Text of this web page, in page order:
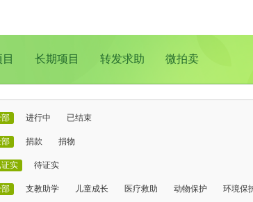
长期项目 转发求助 微拍卖
进行中 已结束
捐款 捐物
证实 待证实
支教助学 儿童成长 医疗救助 动物保护 环境保